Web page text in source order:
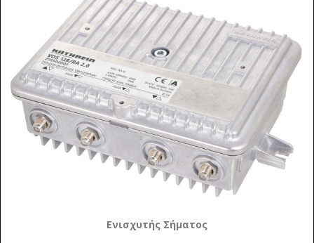
Ενισχυτής Σήματος